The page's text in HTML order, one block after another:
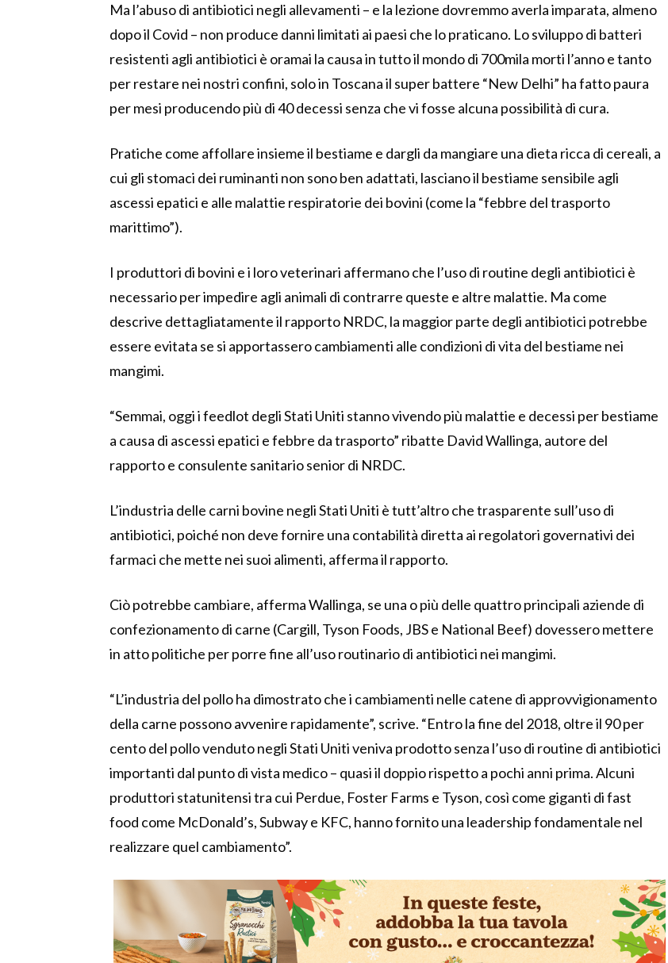
Ma l’abuso di antibiotici negli allevamenti – e la lezione dovremmo averla imparata, almeno
dopo il Covid – non produce danni limitati ai paesi che lo praticano. Lo sviluppo di batteri
resistenti agli antibiotici è oramai la causa in tutto il mondo di 700mila morti l’anno e tanto
per restare nei nostri confini, solo in Toscana il super battere “New Delhi” ha fatto paura
per mesi producendo più di 40 decessi senza che vi fosse alcuna possibilità di cura.
Pratiche come affollare insieme il bestiame e dargli da mangiare una dieta ricca di cereali, a
cui gli stomaci dei ruminanti non sono ben adattati, lasciano il bestiame sensibile agli
ascessi epatici e alle malattie respiratorie dei bovini (come la “febbre del trasporto
marittimo”).
I produttori di bovini e i loro veterinari affermano che l’uso di routine degli antibiotici è
necessario per impedire agli animali di contrarre queste e altre malattie. Ma come
descrive dettagliatamente il rapporto NRDC, la maggior parte degli antibiotici potrebbe
essere evitata se si apportassero cambiamenti alle condizioni di vita del bestiame nei
mangimi.
“Semmai, oggi i feedlot degli Stati Uniti stanno vivendo più malattie e decessi per bestiame
a causa di ascessi epatici e febbre da trasporto” ribatte David Wallinga, autore del
rapporto e consulente sanitario senior di NRDC.
L’industria delle carni bovine negli Stati Uniti è tutt’altro che trasparente sull’uso di
antibiotici, poiché non deve fornire una contabilità diretta ai regolatori governativi dei
farmaci che mette nei suoi alimenti, afferma il rapporto.
Ciò potrebbe cambiare, afferma Wallinga, se una o più delle quattro principali aziende di
confezionamento di carne (Cargill, Tyson Foods, JBS e National Beef) dovessero mettere
in atto politiche per porre fine all’uso routinario di antibiotici nei mangimi.
“L’industria del pollo ha dimostrato che i cambiamenti nelle catene di approvvigionamento
della carne possono avvenire rapidamente”, scrive. “Entro la fine del 2018, oltre il 90 per
cento del pollo venduto negli Stati Uniti veniva prodotto senza l’uso di routine di antibiotici
importanti dal punto di vista medico – quasi il doppio rispetto a pochi anni prima. Alcuni
produttori statunitensi tra cui Perdue, Foster Farms e Tyson, così come giganti di fast
food come McDonald’s, Subway e KFC, hanno fornito una leadership fondamentale nel
realizzare quel cambiamento”.